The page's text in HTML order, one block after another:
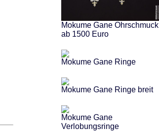
Mokume Gane Ohrschmuck
ab 1500 Euro
Mokume Gane Ringe
Mokume Gane Ringe breit
Mokume Gane
Verlobungsringe